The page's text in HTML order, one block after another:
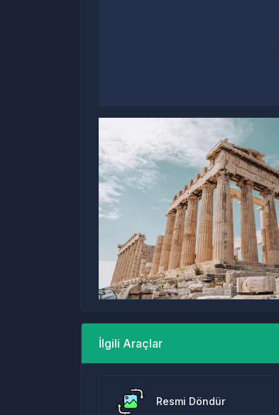
İlgili Araçlar
Resmi Döndür